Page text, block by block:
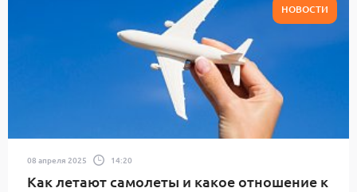
НОВОСТИ
08 апреля 2025 14:20
Как летают самолеты и какое отношение к